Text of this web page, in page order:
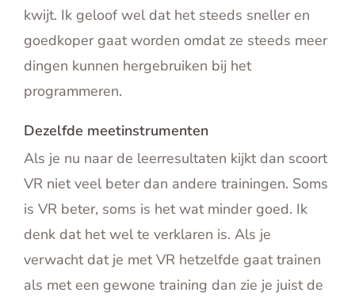
kwijt. Ik geloof wel dat het steeds sneller en
goedkoper gaat worden omdat ze steeds meer
dingen kunnen hergebruiken bij het
programmeren.
Dezelfde meetinstrumenten
Als je nu naar de leerresultaten kijkt dan scoort
VR niet veel beter dan andere trainingen. Soms
is VR beter, soms is het wat minder goed. Ik
denk dat het wel te verklaren is. Als je
verwacht dat je met VR hetzelfde gaat trainen
als met een gewone training dan zie je juist de